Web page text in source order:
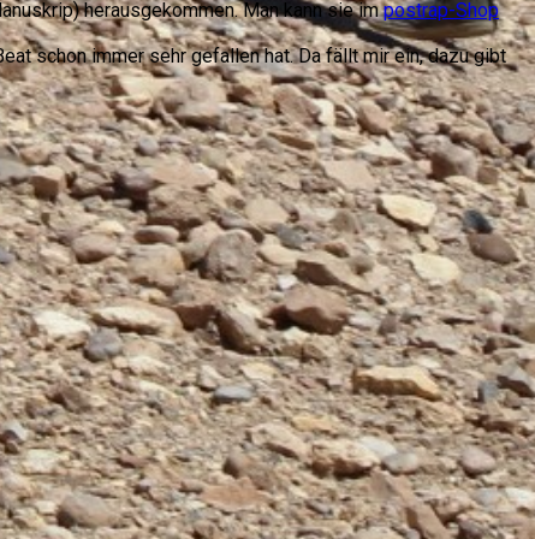
herausgekommen. Man kann sie impostrap-Shop
schon immer sehr gefallen hat. Da fällt mir ein, dazu gibt